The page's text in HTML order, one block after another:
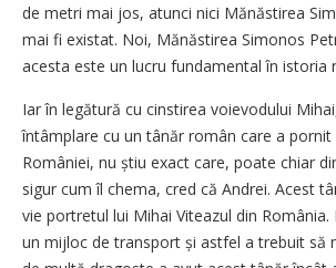
de metri mai jos, atunci nici Mănăstirea
mai fi existat. Noi, Mănăstirea Simonos
acesta este un lucru fundamental în istoria
Iar în legătură cu cinstirea voievodului
întâmplare cu un tânăr român care a
României, nu știu exact care, poate chiar
sigur cum îl chema, cred că Andrei. Acest
vie portretul lui Mihai Viteazul din
un mijloc de transport și astfel a trebuit să